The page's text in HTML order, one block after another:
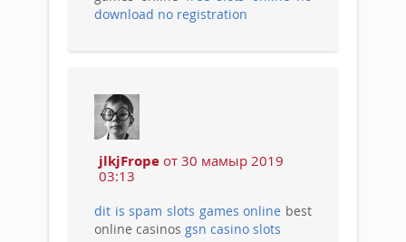
download no registration
jlkjFrope от 30 мамыр 2019
03:13
dit is spam slots games online best
online casinos gsn casino slots